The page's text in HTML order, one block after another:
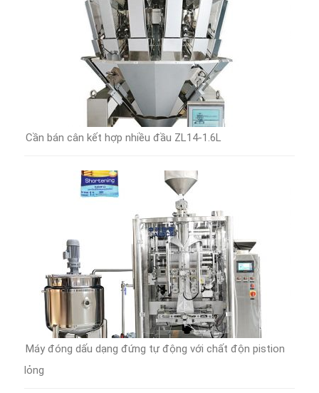
Cần bán cân kết hợp nhiều đầu ZL14-1.6L
Máy đóng dấu dạng đứng tự động với chất độn pistion
lỏng